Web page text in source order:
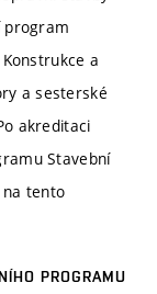
program
a
a sesterské
akreditaci
Stavební
na tento
PROGRAMU